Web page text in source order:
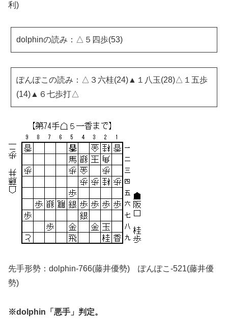
利)
dolphinの読み：△５四歩(53)
ぽんぽこの読み：△３六桂(24)▲１八玉(28)△１五歩
(14)▲６七歩打△
先手形勢：dolphin-766(藤井優勢) ぽんぽこ-521(藤井優
勢)
※dolphin「悪手」判定。